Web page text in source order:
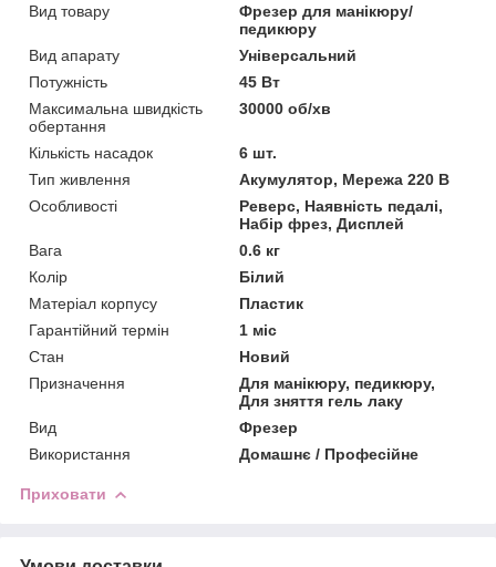
Вид товару
Фрезер для манікюру/
педикюру
Вид апарату
Універсальний
Потужність
45 Вт
Максимальна швидкість
обертання
30000 об/хв
Кількість насадок
6 шт.
Тип живлення
Акумулятор, Мережа 220 В
Особливості
Реверс, Наявність педалі,
Набір фрез, Дисплей
Вага
0.6 кг
Колір
Білий
Матеріал корпусу
Пластик
Гарантійний термін
1 міс
Стан
Новий
Призначення
Для манікюру, педикюру,
Для зняття гель лаку
Вид
Фрезер
Використання
Домашнє / Професійне
Приховати